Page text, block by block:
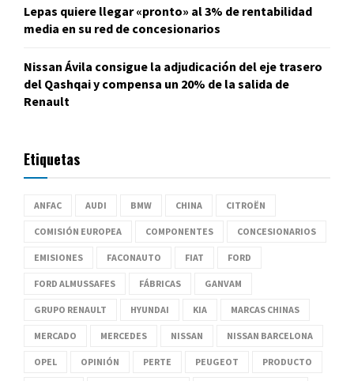
Lepas quiere llegar «pronto» al 3% de rentabilidad
media en su red de concesionarios
Nissan Ávila consigue la adjudicación del eje trasero
del Qashqai y compensa un 20% de la salida de
Renault
Etiquetas
ANFAC AUDI BMW CHINA CITROËN
COMISIÓN EUROPEA COMPONENTES CONCESIONARIOS
EMISIONES FACONAUTO FIAT FORD
FORD ALMUSSAFES FÁBRICAS GANVAM
GRUPO RENAULT HYUNDAI KIA MARCAS CHINAS
MERCADO MERCEDES NISSAN NISSAN BARCELONA
OPEL OPINIÓN PERTE PEUGEOT PRODUCTO